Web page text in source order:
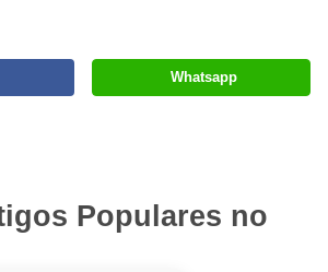
Whatsapp
Populares no